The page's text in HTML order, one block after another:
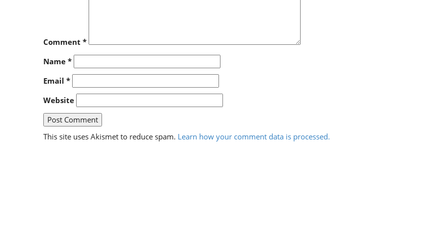
Comment *
Name *
Email *
Website
This site uses Akismet to reduce spam. Learn how your comment data is processed.